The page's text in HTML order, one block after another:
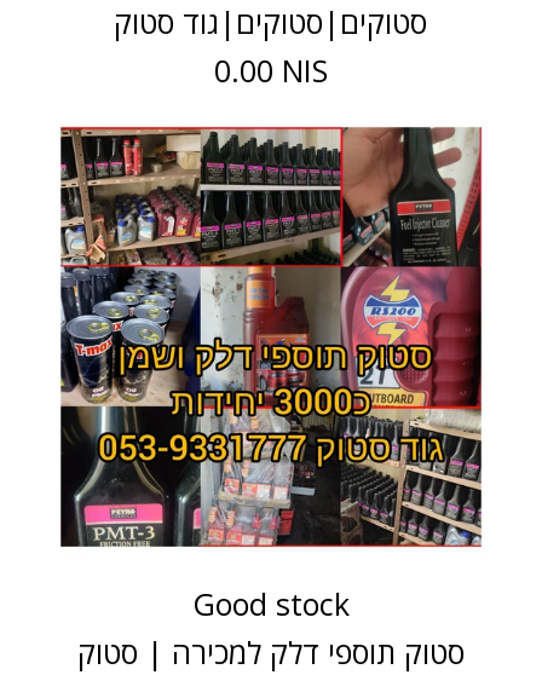
סטוקים|סטוקים|גוד סטוק
0.00 NIS
Good stock
סטוק תוספי דלק למכירה | סטוק